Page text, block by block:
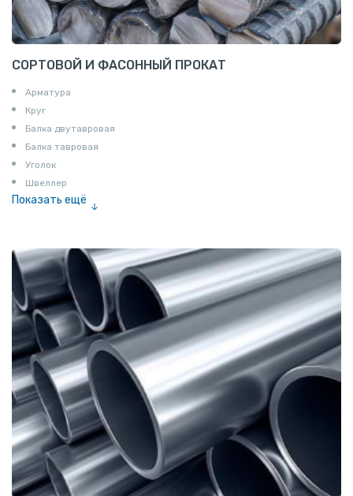
СОРТОВОЙ И ФАСОННЫЙ ПРОКАТ
Арматура
Круг
Балка двутавровая
Балка тавровая
Уголок
Швеллер
Показать ещё
Катанка
Шестигранник
Полособульб
Полукруг
Шпунт Ларсена